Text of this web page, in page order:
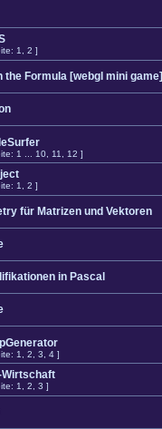
1 2 ]
the Formula [webgl mini game]
1 10 11 12 ]
1 2 ]
für Matrizen und Vektoren
in Pascal
1 2 3 4 ]
Wirtschaft
1 2 3 ]